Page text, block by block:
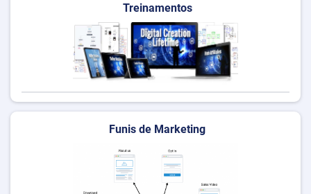
Treinamentos
Funis de Marketing